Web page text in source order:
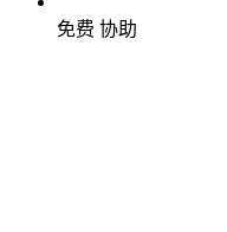
免费 协助